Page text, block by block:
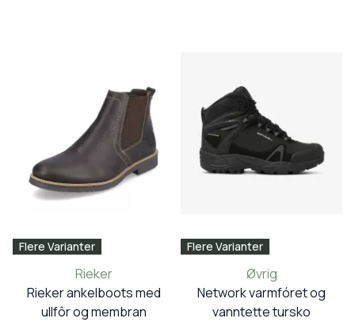
Flere Varianter
Rieker
Rieker ankelboots med
ullfôr og membran
Flere Varianter
Øvrig
Network varmfóret og
vanntette tursko